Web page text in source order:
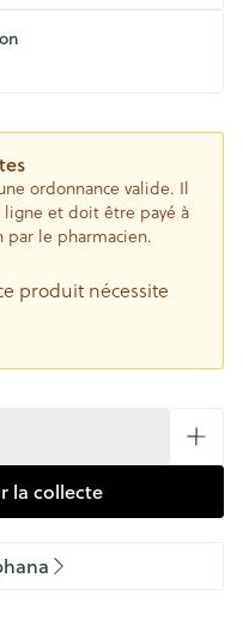
ordonnance valide. Il
et doit être payé à
par le pharmacien.
produit nécessite
la collecte